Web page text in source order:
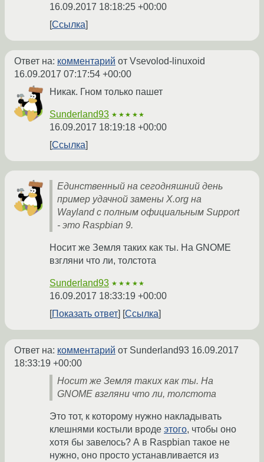
16.09.2017 18:18:25 +00:00
Ссылка
Ответ на: комментарий от Vsevolod-linuxoid
16.09.2017 07:17:54 +00:00
Никак. Гном только пашет
Sunderland93 ★★★★★
16.09.2017 18:19:18 +00:00
Ссылка
Единственный на сегодняшний день
пример удачной замены X.org на
Wayland с полным официальным Support
- это Raspbian 9.
Носит же Земля таких как ты. На GNOME
взгляни что ли, толстота
Sunderland93 ★★★★★
16.09.2017 18:33:19 +00:00
Показать ответ
Ссылка
Ответ на: комментарий от Sunderland93 16.09.2017
18:33:19 +00:00
Носит же Земля таких как ты. На
GNOME взгляни что ли, толстота
Это тот, к которому нужно накладывать
клешнями костыли вроде этого, чтобы оно
хотя бы завелось? А в Raspbian такое не
нужно, оно просто устанавливается из